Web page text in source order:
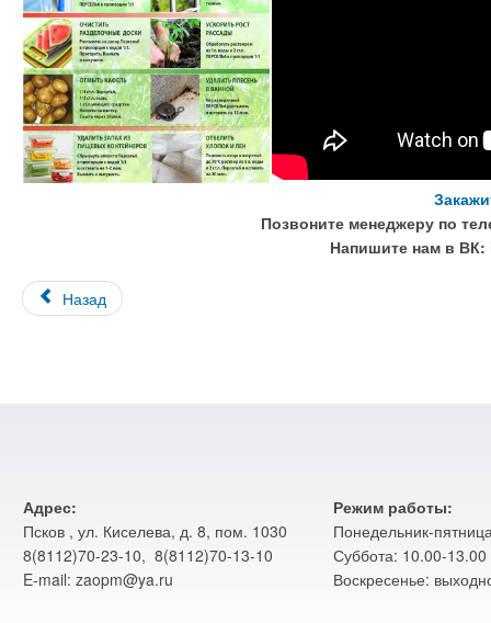
Позвоните менеджеру по
Напишите нам в ВК:
Назад
Адрес:
Псков , ул. Киселева, д. 8, пом. 1030
8(8112)70-23-10, 8(8112)70-13-10
E-mail: zaopm@ya.ru
Режим работы:
Понедельник-
Суббота: 10.00-13.00
Воскресенье: